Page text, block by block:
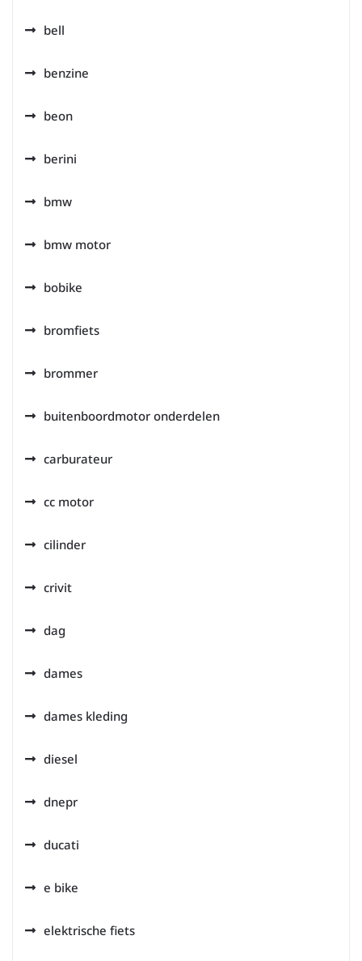
bell
benzine
beon
berini
bmw
bmw motor
bobike
bromfiets
brommer
buitenboordmotor onderdelen
carburateur
cc motor
cilinder
crivit
dag
dames
dames kleding
diesel
dnepr
ducati
e bike
elektrische fiets